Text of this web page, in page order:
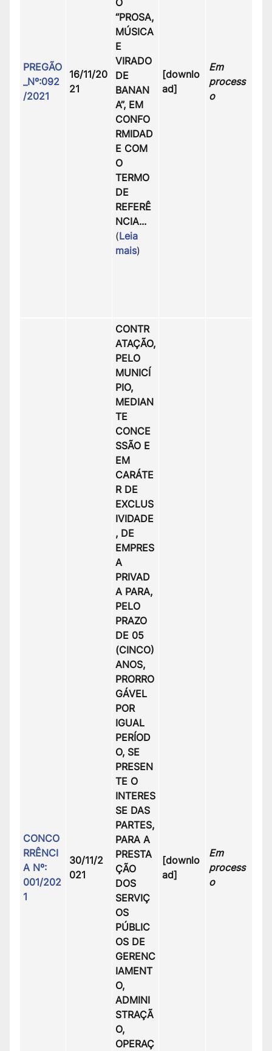
PREGÃO
_Nº:092
/2021
16/11/20
21
“PROSA,
MÚSICA
E
VIRADO
DE
BANAN
A”, EM
CONFO
RMIDAD
E COM
O
TERMO
DE
REFERÊ
NCIA...
(Leia
mais)
[downlo
ad]
Em
process
o
CONCO
RRÊNCI
A Nº:
001/202
1
30/11/2
021
CONTR
ATAÇÃO,
PELO
MUNICÍ
PIO,
MEDIAN
TE
CONCE
SSÃO E
EM
CARÁTE
R DE
EXCLUS
IVIDADE
, DE
EMPRES
A
PRIVAD
A PARA,
PELO
PRAZO
DE 05
(CINCO)
ANOS,
PRORRO
GÁVEL
POR
IGUAL
PERÍOD
O, SE
PRESEN
TE O
INTERES
SE DAS
PARTES,
PARA A
PRESTA
ÇÃO
DOS
SERVIÇ
OS
PÚBLIC
OS DE
GERENC
IAMENT
O,
ADMINI
STRAÇÃ
O,
OPERAÇ
[downlo
ad]
Em
process
o